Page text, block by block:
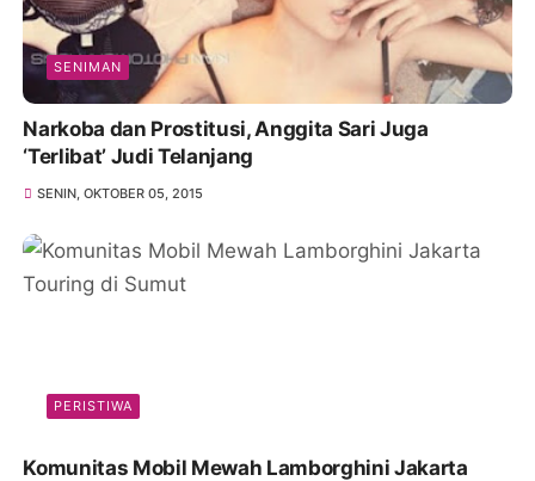
SENIMAN
Narkoba dan Prostitusi, Anggita Sari Juga
‘Terlibat’ Judi Telanjang
SENIN, OKTOBER 05, 2015
PERISTIWA
Komunitas Mobil Mewah Lamborghini Jakarta